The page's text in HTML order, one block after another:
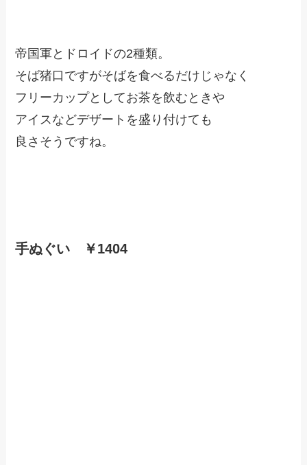
帝国軍とドロイドの2種類。
そば猪口ですがそばを食べるだけじゃなく
フリーカップとしてお茶を飲むときや
アイスなどデザートを盛り付けても
良さそうですね。
手ぬぐい ￥1404